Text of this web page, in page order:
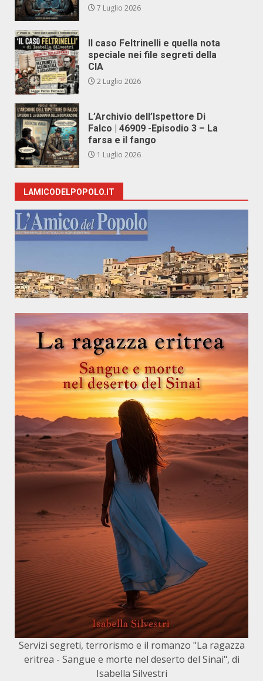
7 Luglio 2026
Il caso Feltrinelli e quella nota
speciale nei file segreti della
CIA
2 Luglio 2026
L’Archivio dell’Ispettore Di
Falco | 46909 -Episodio 3 – La
farsa e il fango
1 Luglio 2026
LAMICODELPOPOLO.IT
Servizi segreti, terrorismo e il romanzo "La ragazza
eritrea - Sangue e morte nel deserto del Sinai", di
Isabella Silvestri